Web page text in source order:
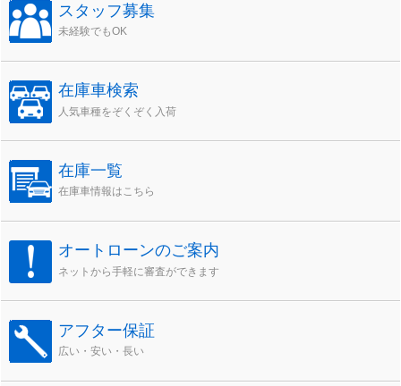
スタッフ募集
未経験でもOK
在庫車検索
人気車種をぞくぞく入荷
在庫一覧
在庫車情報はこちら
オートローンのご案内
ネットから手軽に審査ができます
アフター保証
広い・安い・長い